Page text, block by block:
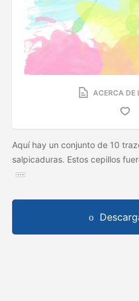
ACERCA DE
Aquí hay un conjunto de 10
salpicaduras. Estos cepillos